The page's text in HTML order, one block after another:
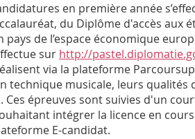
en première année
du Diplôme d'accès aux
pays de l’espace économique
sur http://
via la plateforme
technique musicale, leurs
épreuves sont suivies d'un
intégrer la licence en
E-candidat.